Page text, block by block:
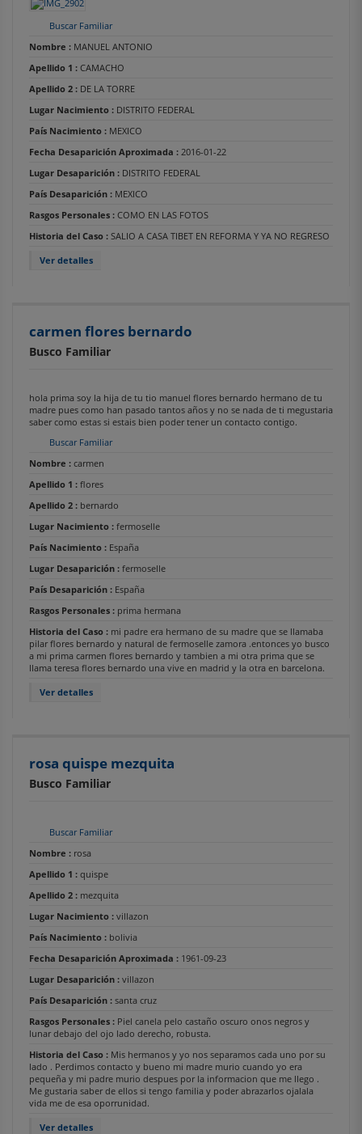
Buscar Familiar
Nombre : MANUEL ANTONIO
Apellido 1 : CAMACHO
Apellido 2 : DE LA TORRE
Lugar Nacimiento : DISTRITO FEDERAL
País Nacimiento : MEXICO
Fecha Desaparición Aproximada : 2016-01-22
Lugar Desaparición : DISTRITO FEDERAL
País Desaparición : MEXICO
Rasgos Personales : COMO EN LAS FOTOS
Historia del Caso : SALIO A CASA TIBET EN REFORMA Y YA NO REGRESO
Ver detalles
carmen flores bernardo
Busco Familiar
hola prima soy la hija de tu tio manuel flores bernardo hermano de tu
madre pues como han pasado tantos años y no se nada de ti megustaria
saber como estas si estais bien poder tener un contacto contigo.
Buscar Familiar
Nombre : carmen
Apellido 1 : flores
Apellido 2 : bernardo
Lugar Nacimiento : fermoselle
País Nacimiento : España
Lugar Desaparición : fermoselle
País Desaparición : España
Rasgos Personales : prima hermana
Historia del Caso : mi padre era hermano de su madre que se llamaba
pilar flores bernardo y natural de fermoselle zamora .entonces yo busco
a mi prima carmen flores bernardo y tambien a mi otra prima que se
llama teresa flores bernardo una vive en madrid y la otra en barcelona.
Ver detalles
rosa quispe mezquita
Busco Familiar
Buscar Familiar
Nombre : rosa
Apellido 1 : quispe
Apellido 2 : mezquita
Lugar Nacimiento : villazon
País Nacimiento : bolivia
Fecha Desaparición Aproximada : 1961-09-23
Lugar Desaparición : villazon
País Desaparición : santa cruz
Rasgos Personales : Piel canela pelo castaño oscuro onos negros y
lunar debajo del ojo lado derecho, robusta.
Historia del Caso : Mis hermanos y yo nos separamos cada uno por su
lado . Perdimos contacto y bueno mi madre murio cuando yo era
pequeña y mi padre murio despues por la informacion que me llego .
Me gustaria saber de ellos si tengo familia y poder abrazarlos ojalala
vida me de esa oporrunidad.
Ver detalles